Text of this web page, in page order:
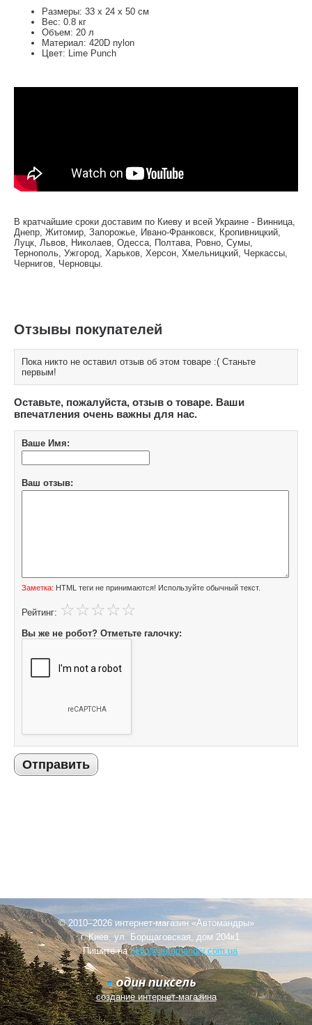
Размеры: 33 x 24 x 50 см
Вес: 0.8 кг
Объем: 20 л
Материал: 420D nylon
Цвет: Lime Punch
В кратчайшие сроки доставим по Киеву и всей Украине - Винница,
Днепр, Житомир, Запорожье, Ивано-Франковск, Кропивницкий,
Луцк, Львов, Николаев, Одесса, Полтава, Ровно, Сумы,
Тернополь, Ужгород, Харьков, Херсон, Хмельницкий, Черкассы,
Чернигов, Черновцы.
Отзывы покупателей
Пока никто не оставил отзыв об этом товаре :( Станьте
первым!
Оставьте, пожалуйста, отзыв о товаре. Ваши
впечатления очень важны для нас.
Ваше Имя:
Ваш отзыв:
Заметка: HTML теги не принимаются! Используйте обычный текст.
Рейтинг:
Вы же не робот? Отметьте галочку:
Отправить
© 2010–2026 интернет-магазин «Автомандры»
г. Киев, ул. Борщаговская, дом 204к1
Пишите наhello@automandry.com.ua
создание интернет-магазина